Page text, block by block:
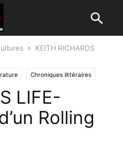
KEITH RICHARDS
Chroniques littéraires
LIFE-
Rolling